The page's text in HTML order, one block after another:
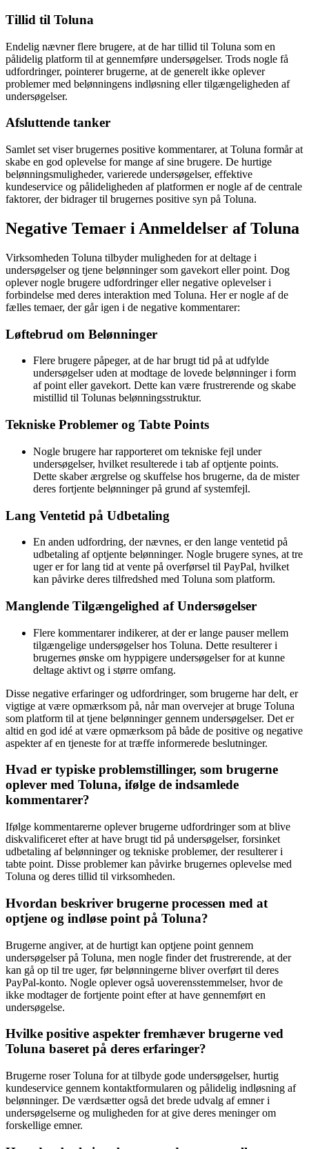
Tillid til Toluna
Endelig nævner flere brugere, at de har tillid til Toluna som en
pålidelig platform til at gennemføre undersøgelser. Trods nogle få
udfordringer, pointerer brugerne, at de generelt ikke oplever
problemer med belønningens indløsning eller tilgængeligheden af
undersøgelser.
Afsluttende tanker
Samlet set viser brugernes positive kommentarer, at Toluna formår at
skabe en god oplevelse for mange af sine brugere. De hurtige
belønningsmuligheder, varierede undersøgelser, effektive
kundeservice og pålideligheden af platformen er nogle af de centrale
faktorer, der bidrager til brugernes positive syn på Toluna.
Negative Temaer i Anmeldelser af Toluna
Virksomheden Toluna tilbyder muligheden for at deltage i
undersøgelser og tjene belønninger som gavekort eller point. Dog
oplever nogle brugere udfordringer eller negative oplevelser i
forbindelse med deres interaktion med Toluna. Her er nogle af de
fælles temaer, der går igen i de negative kommentarer:
Løftebrud om Belønninger
Flere brugere påpeger, at de har brugt tid på at udfylde
undersøgelser uden at modtage de lovede belønninger i form
af point eller gavekort. Dette kan være frustrerende og skabe
mistillid til Tolunas belønningsstruktur.
Tekniske Problemer og Tabte Points
Nogle brugere har rapporteret om tekniske fejl under
undersøgelser, hvilket resulterede i tab af optjente points.
Dette skaber ærgrelse og skuffelse hos brugerne, da de mister
deres fortjente belønninger på grund af systemfejl.
Lang Ventetid på Udbetaling
En anden udfordring, der nævnes, er den lange ventetid på
udbetaling af optjente belønninger. Nogle brugere synes, at tre
uger er for lang tid at vente på overførsel til PayPal, hvilket
kan påvirke deres tilfredshed med Toluna som platform.
Manglende Tilgængelighed af Undersøgelser
Flere kommentarer indikerer, at der er lange pauser mellem
tilgængelige undersøgelser hos Toluna. Dette resulterer i
brugernes ønske om hyppigere undersøgelser for at kunne
deltage aktivt og i større omfang.
Disse negative erfaringer og udfordringer, som brugerne har delt, er
vigtige at være opmærksom på, når man overvejer at bruge Toluna
som platform til at tjene belønninger gennem undersøgelser. Det er
altid en god idé at være opmærksom på både de positive og negative
aspekter af en tjeneste for at træffe informerede beslutninger.
Hvad er typiske problemstillinger, som brugerne
oplever med Toluna, ifølge de indsamlede
kommentarer?
Ifølge kommentarerne oplever brugerne udfordringer som at blive
diskvalificeret efter at have brugt tid på undersøgelser, forsinket
udbetaling af belønninger og tekniske problemer, der resulterer i
tabte point. Disse problemer kan påvirke brugernes oplevelse med
Toluna og deres tillid til virksomheden.
Hvordan beskriver brugerne processen med at
optjene og indløse point på Toluna?
Brugerne angiver, at de hurtigt kan optjene point gennem
undersøgelser på Toluna, men nogle finder det frustrerende, at der
kan gå op til tre uger, før belønningerne bliver overført til deres
PayPal-konto. Nogle oplever også uoverensstemmelser, hvor de
ikke modtager de fortjente point efter at have gennemført en
undersøgelse.
Hvilke positive aspekter fremhæver brugerne ved
Toluna baseret på deres erfaringer?
Brugerne roser Toluna for at tilbyde gode undersøgelser, hurtig
kundeservice gennem kontaktformularen og pålidelig indløsning af
belønninger. De værdsætter også det brede udvalg af emner i
undersøgelserne og muligheden for at give deres meninger om
forskellige emner.